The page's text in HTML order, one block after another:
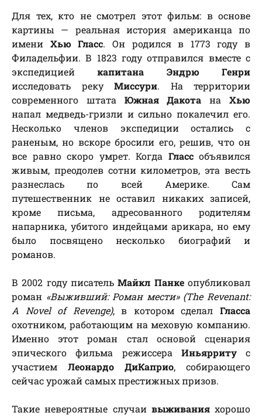
Для тех, кто не смотрел этот фильм: в основе
картины — реальная история американца по
имени Хью Гласс. Он родился в 1773 году в
Филадельфии. В 1823 году отправился вместе с
экспедициейкапитана Эндрю Генри
исследовать реку Миссури. На территории
современного штата Южная Дакота на Хью
напал медведь-гризли и сильно покалечил его.
Несколько членов экспедиции остались с
раненым, но вскоре бросили его, решив, что он
все равно скоро умрет. Когда Глассобъявился
живым, преодолев сотни километров, эта весть
разнеслась по всей Америке. Сам
путешественник не оставил никаких записей,
кроме письма, адресованного родителям
напарника, убитого индейцами арикара, но ему
было посвящено несколько биографий и
романов.
В 2002 году писатель Майкл Панкеопубликовал
роман «Выживший: Роман мести» (The Revenant:
A Novel of Revenge), в котором сделал Гласса
охотником, работающим на меховую компанию.
Именно этот роман стал основой сценария
эпического фильма режиссера Иньярритус
участием Леонардо ДиКаприо, собирающего
сейчас урожай самых престижных призов.
Такие невероятные случаи выживанияхорошо